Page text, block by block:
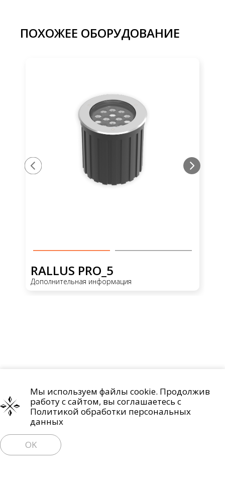
ПОХОЖЕЕ ОБОРУДОВАНИЕ
RALLUS PRO_5
Дополнительная информация
Проекты О компании Контакты
Политика обработки персональных данных
Мы используем файлы cookie. Продолжив
работу с сайтом, вы соглашаетесь с
Политикой обработки персональных
данных
OK